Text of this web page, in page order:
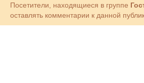
Посетители, находящиеся в группе
оставлять комментарии к данной